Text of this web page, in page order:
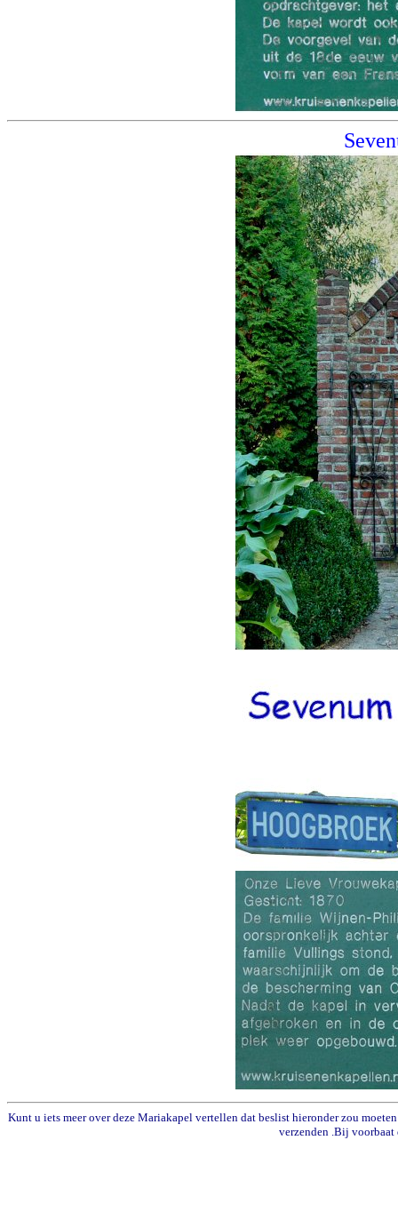
Kunt u iets meer over deze Mariakapel vertellen dat beslist hieronder zou
verzenden .Bij voorbaat